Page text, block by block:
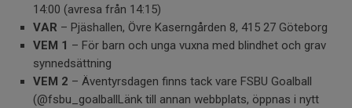
14:00 (avresa från 14:15)
VAR – Pjäshallen, Övre Kaserngården 8, 415 27 Göteborg
VEM 1 – För barn och unga vuxna med blindhet och grav
synnedsättning
VEM 2 – Äventyrsdagen finns tack vare FSBU Goalball
(@fsbu_goalballLänk till annan webbplats, öppnas i nytt